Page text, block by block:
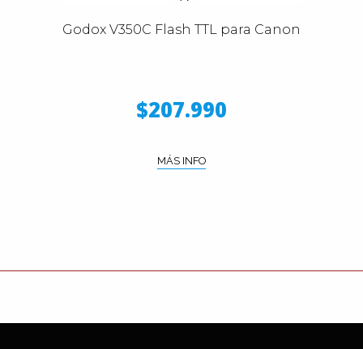
Godox V350C Flash TTL para Canon
$207.990
MÁS INFO